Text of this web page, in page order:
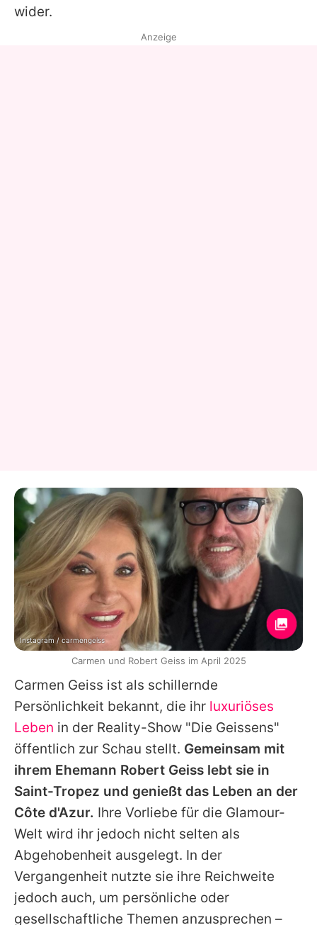
wider.
Carmen Geiss ist als schillernde
Persönlichkeit bekannt, die ihr luxuriöses
Leben in der Reality-Show "Die Geissens"
öffentlich zur Schau stellt. Gemeinsam mit
ihrem Ehemann Robert Geiss lebt sie in
Saint-Tropez und genießt das Leben an der
Côte d'Azur. Ihre Vorliebe für die Glamour-
Welt wird ihr jedoch nicht selten als
Abgehobenheit ausgelegt. In der
Vergangenheit nutzte sie ihre Reichweite
jedoch auch, um persönliche oder
gesellschaftliche Themen anzusprechen –
Anzeige
Instagram / carmengeiss
Carmen und Robert Geiss im April 2025